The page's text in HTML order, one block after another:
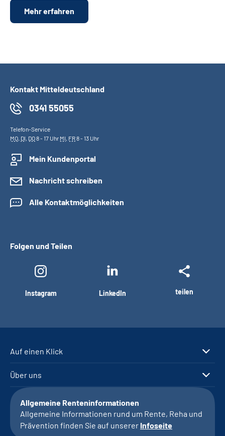
Mehr erfahren
Kontakt Mitteldeutschland
0341 55055
Telefon-Service
MO, DI, DO8 - 17 Uhr MI, FR8 - 13 Uhr
Mein Kundenportal
Nachricht schreiben
Alle Kontaktmöglichkeiten
Folgen und Teilen
Instagram LinkedIn teilen
Auf einen Klick
Über uns
Allgemeine Renteninformationen
Allgemeine Informationen rund um Rente, Reha und
Prävention finden Sie auf unserer Infoseite